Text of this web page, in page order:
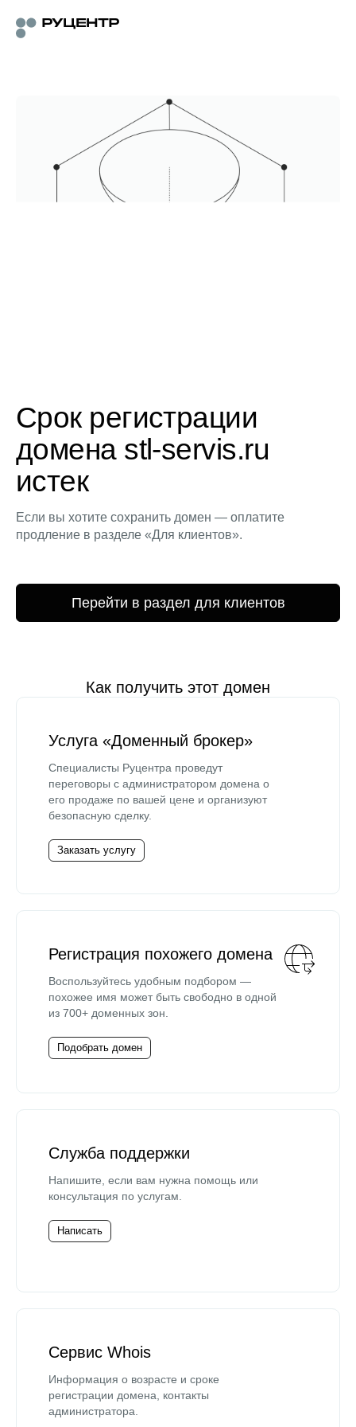
Срок регистрации
домена stl-servis.ru
истек
Если вы хотите сохранить домен — оплатите
продление в разделе «Для клиентов».
Перейти в раздел для клиентов
Как получить этот домен
Услуга «Доменный брокер»
Специалисты Руцентра проведут
переговоры с администратором домена о
его продаже по вашей цене и организуют
безопасную сделку.
Заказать услугу
Регистрация похожего домена
Воспользуйтесь удобным подбором —
похожее имя может быть свободно в одной
из 700+ доменных зон.
Подобрать домен
Служба поддержки
Напишите, если вам нужна помощь или
консультация по услугам.
Написать
Сервис Whois
Информация о возрасте и сроке
регистрации домена, контакты
администратора.